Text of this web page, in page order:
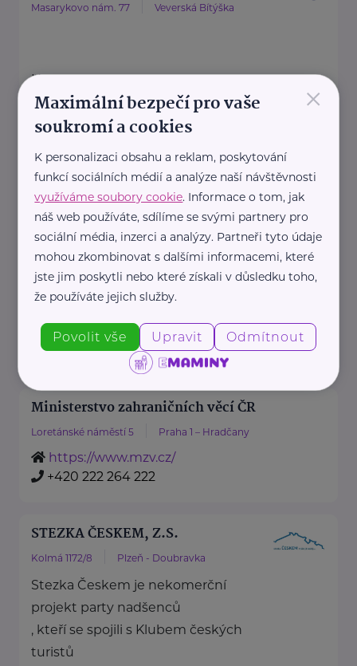
Masarykovo nám. 77 Veverská Bítýška
HARTMANN je odborník na
zdravotnické pomůcky a
hygienická řešení s dlouholetou
Zaměřuje ...
https://hartmanndirect.com/cs-cz
+420 800 100 150
info@hartmanndirect.cz
Mgr. Michal Kunert
Dolní Čermná
Ministerstvo zahraničních věcí ČR
Loretánské náměstí 5 Praha 1 – Hradčany
https://www.mzv.cz/
+420 222 264 222
STEZKA ČESKEM, Z.S.
Kolmá 1172/8 Plzeň - Doubravka
Stezka Českem je nekomerční
projekt party nadšenců
, kteří se spojili s Klubem českých
turistů
×
Maximální bezpečí pro vaše
soukromí a cookies
K personalizaci obsahu a reklam, poskytování
funkcí sociálních médií a analýze naší návštěvnosti
využíváme soubory cookie. Informace o tom, jak
náš web používáte, sdílíme se svými partnery pro
sociální média, inzerci a analýzy. Partneři tyto údaje
mohou zkombinovat s dalšími informacemi, které
jste jim poskytli nebo které získali v důsledku toho,
že používáte jejich služby.
Povolit vše Upravit Odmítnout